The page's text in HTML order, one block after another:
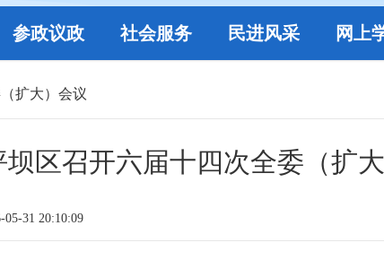
参政议政 社会服务 民进风采 网上
扩大）会议
坝区召开六届十四次全委（扩
05-31 20:10:09